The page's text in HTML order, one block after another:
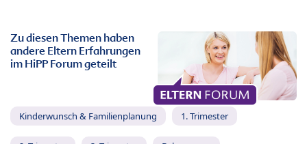
Zu diesen Themen haben
andere Eltern Erfahrungen
im HiPP Forum geteilt
Kinderwunsch & Familienplanung 1. Trimester